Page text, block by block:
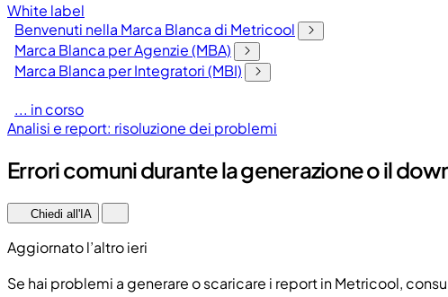
White label
Benvenuti nella Marca Blanca di Metricool
Marca Blanca per Agenzie (MBA)
Marca Blanca per Integratori (MBI)
... in corso
Analisi e report: risoluzione dei problemi
Errori comuni durante la generazione o il
Chiedi all'IA
Aggiornato l’altro ieri
Se hai problemi a generare o scaricare i report in Metricool,